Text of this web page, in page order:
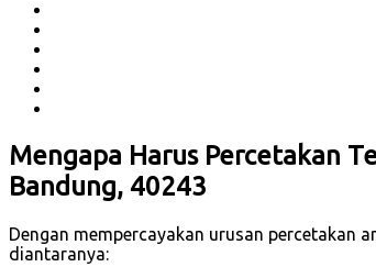
Mengapa Harus Percetakan
Bandung, 40243
Dengan mempercayakan urusan percetakan
diantaranya: